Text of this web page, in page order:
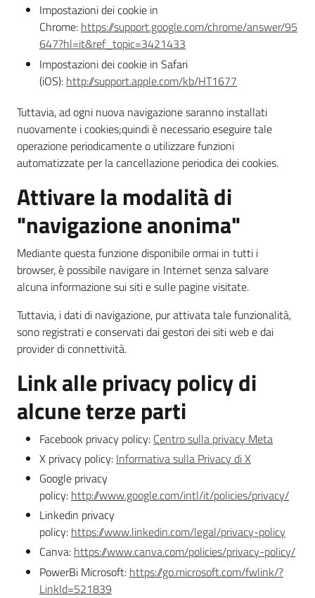
Impostazioni dei cookie in
Chrome: https://support.google.com/chrome/answer/95
647?hl=it&ref_topic=3421433
Impostazioni dei cookie in Safari
(iOS): http://support.apple.com/kb/HT1677
Tuttavia, ad ogni nuova navigazione saranno installati
nuovamente i cookies;quindi è necessario eseguire tale
operazione periodicamente o utilizzare funzioni
automatizzate per la cancellazione periodica dei cookies.
Attivare la modalità di
"navigazione anonima"
Mediante questa funzione disponibile ormai in tutti i
browser, è possibile navigare in Internet senza salvare
alcuna informazione sui siti e sulle pagine visitate.
Tuttavia, i dati di navigazione, pur attivata tale funzionalità,
sono registrati e conservati dai gestori dei siti web e dai
provider di connettività.
Link alle privacy policy di
alcune terze parti
Facebook privacy policy: Centro sulla privacy Meta
X privacy policy: Informativa sulla Privacy di X
Google privacy
policy: http://www.google.com/intl/it/policies/privacy/
Linkedin privacy
policy: https://www.linkedin.com/legal/privacy-policy
Canva: https://www.canva.com/policies/privacy-policy/
PowerBi Microsoft: https://go.microsoft.com/fwlink/?
LinkId=521839